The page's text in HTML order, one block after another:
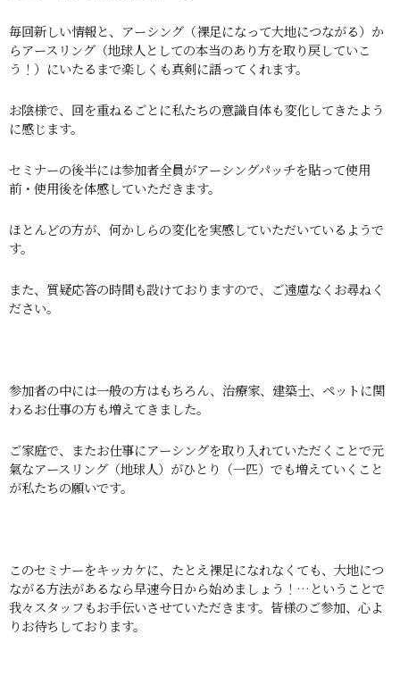
毎回新しい情報と、アーシング（裸足になって大地につながる）か
らアースリング（地球人としての本当のあり方を取り戻していこ
う！）にいたるまで楽しくも真剣に語ってくれます。
お陰様で、回を重ねるごとに私たちの意識自体も変化してきたよう
に感じます。
セミナーの後半には参加者全員がアーシングパッチを貼って使用
前・使用後を体感していただきます。
ほとんどの方が、何かしらの変化を実感していただいているようで
す。
また、質疑応答の時間も設けておりますので、ご遠慮なくお尋ねく
ださい。
参加者の中には一般の方はもちろん、治療家、建築士、ペットに関
わるお仕事の方も増えてきました。
ご家庭で、またお仕事にアーシングを取り入れていただくことで元
氣なアースリング（地球人）がひとり（一匹）でも増えていくこと
が私たちの願いです。
このセミナーをキッカケに、たとえ裸足になれなくても、大地につ
ながる方法があるなら早速今日から始めましょう！…ということで
我々スタッフもお手伝いさせていただきます。皆様のご参加、心よ
りお待ちしております。